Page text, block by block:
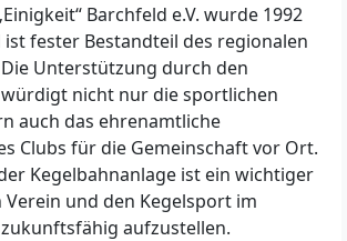
Barchfeld e.V. wurde 1992
fester Bestandteil des regionalen
Unterstützung durch den
nicht nur die sportlichen
auch das ehrenamtliche
Clubs für die Gemeinschaft vor Ort.
Kegelbahnanlage ist ein wichtiger
und den Kegelsport im
aufzustellen.